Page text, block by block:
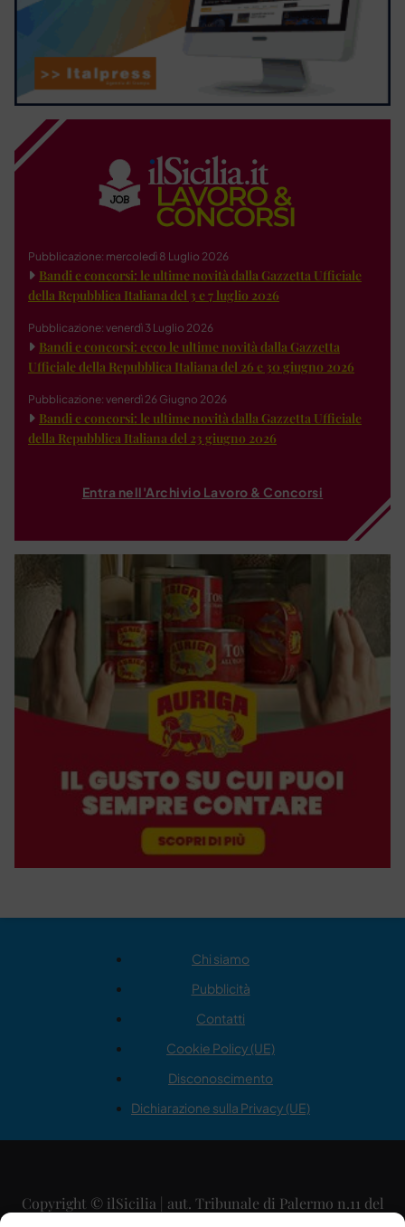
Pubblicazione: mercoledì 8 Luglio 2026
Bandi e concorsi: le ultime novità dalla Gazzetta Ufficiale
della Repubblica Italiana del 3 e 7 luglio 2026
Pubblicazione: venerdì 3 Luglio 2026
Bandi e concorsi: ecco le ultime novità dalla Gazzetta
Ufficiale della Repubblica Italiana del 26 e 30 giugno 2026
Pubblicazione: venerdì 26 Giugno 2026
Bandi e concorsi: le ultime novità dalla Gazzetta Ufficiale
della Repubblica Italiana del 23 giugno 2026
Entra nell'Archivio Lavoro & Concorsi
Chi siamo
Pubblicità
Contatti
Cookie Policy (UE)
Disconoscimento
Dichiarazione sulla Privacy (UE)
Copyright © ilSicilia | aut. Tribunale di Palermo n.11 del